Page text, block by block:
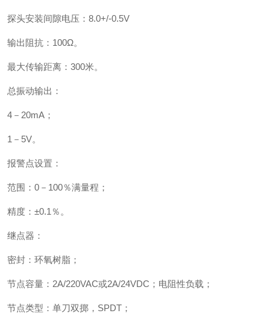
探头安装间隙电压： 8.0+/-0.5V
输出阻抗： 100Ω。
最大传输距离： 300米。
总振动输出：
4 － 20mA ；
1 － 5V。
报警点设置：
范围： 0 － 100％满量程；
精度：±0.1 ％。
继点器：
密封：环氧树脂；
节点容量： 2A/220VAC或2A/24VDC ；电阻性负载；
节点类型：单刀双掷， SPDT ；